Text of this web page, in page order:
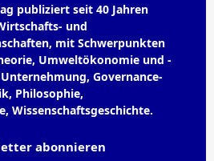
publiziert seit 40 Jahren
und
mit Schwerpunkten
Umweltökonomie und -
Governance-
Philosophie,
Wissenschaftsgeschichte.
abonnieren